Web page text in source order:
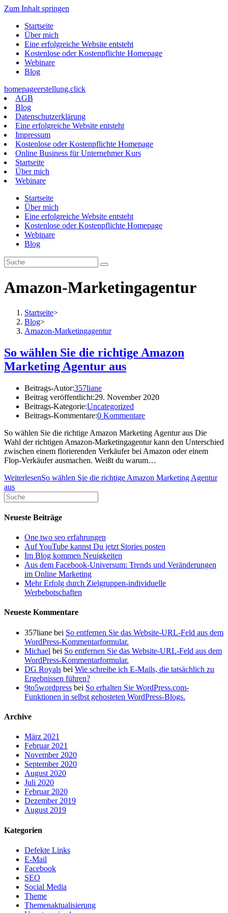
Zum Inhalt springen
Startseite
Über mich
Eine erfolgreiche Website entsteht
Kostenlose oder Kostenpflichte Homepage
Webinare
Blog
homepageerstellung.click
AGB
Blog
Datenschutzerklärung
Eine erfolgreiche Website entsteht
Impressum
Kostenlose oder Kostenpflichte Homepage
Online Business für Unternehmer Kurs
Startseite
Über mich
Webinare
Startseite
Über mich
Eine erfolgreiche Website entsteht
Kostenlose oder Kostenpflichte Homepage
Webinare
Blog
Amazon-Marketingagentur
Startseite>
Blog>
Amazon-Marketingagentur
So wählen Sie die richtige Amazon
Marketing Agentur aus
Beitrags-Autor:357liane
Beitrag veröffentlicht:29. November 2020
Beitrags-Kategorie:Uncategorized
Beitrags-Kommentare:0 Kommentare
So wählen Sie die richtige Amazon Marketing Agentur aus Die
Wahl der richtigen Amazon-Marketingagentur kann den Unterschied
zwischen einem florierenden Verkäufer bei Amazon oder einem
Flop-Verkäufer ausmachen. Weißt du warum…
WeiterlesenSo wählen Sie die richtige Amazon Marketing Agentur
aus
Neueste Beiträge
One two seo erfahrungen
Auf YouTube kannst Du jetzt Stories posten
Im Blog kommen Neuigkeiten
Aus dem Facebook-Universum: Trends und Veränderungen
im Online Marketing
Mehr Erfolg durch Zielgruppen-individuelle
Werbebotschaften
Neueste Kommentare
357liane bei So entfernen Sie das Website-URL-Feld aus dem
WordPress-Kommentarformular.
Michael bei So entfernen Sie das Website-URL-Feld aus dem
WordPress-Kommentarformular.
DG Royals bei Wie schreibe ich E-Mails, die tatsächlich zu
Ergebnissen führen?
9to5wordpress bei So erhalten Sie WordPress.com-
Funktionen in selbst gehosteten WordPress-Blogs.
Archive
März 2021
Februar 2021
November 2020
September 2020
August 2020
Juli 2020
Februar 2020
Dezember 2019
August 2019
Kategorien
Defekte Links
E-Mail
Facebook
SEO
Social Media
Theme
Themenaktualisierung